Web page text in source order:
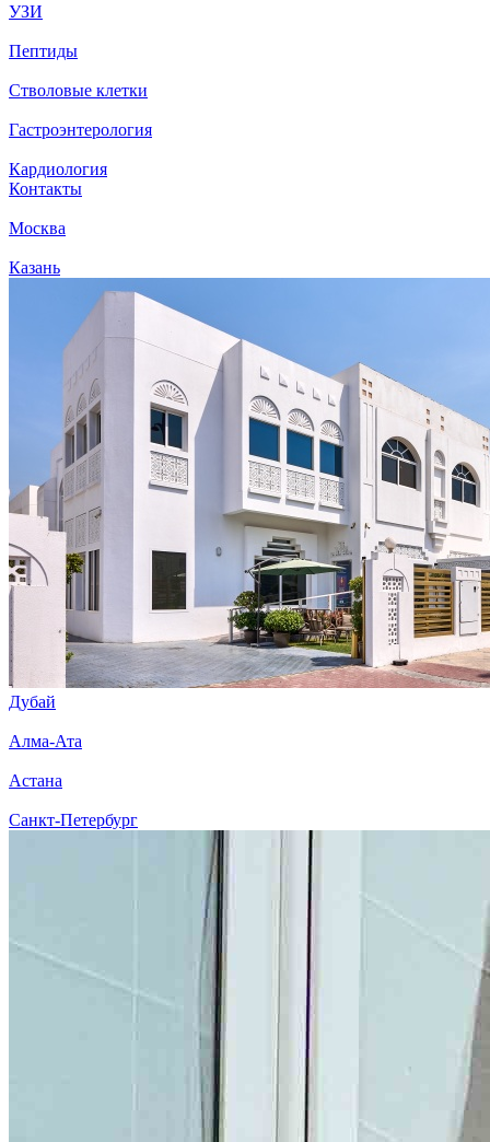
УЗИ
Пептиды
Стволовые клетки
Гастроэнтерология
Кардиология
Контакты
Москва
Казань
Дубай
Алма-Ата
Астана
Санкт-Петербург